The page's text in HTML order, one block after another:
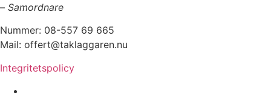
– Samordnare
Nummer: 08-557 69 665
Mail: offert@taklaggaren.nu
Integritetspolicy